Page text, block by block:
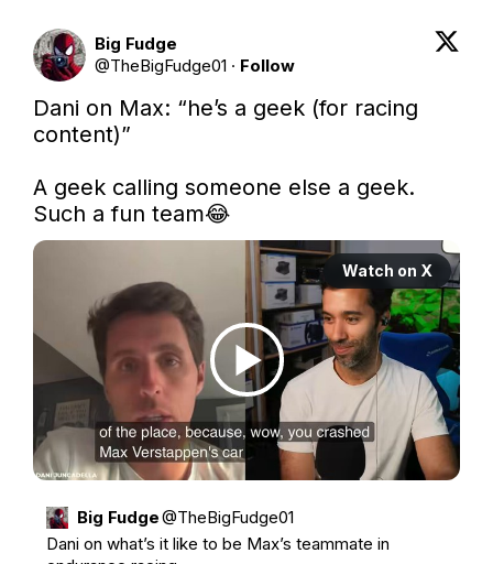
Big Fudge
@TheBigFudge01 · Follow
Dani on Max: “he’s a geek (for racing
content)”
A geek calling someone else a geek.
Such a fun team😂
Watch on X
Big Fudge@TheBigFudge01
Dani on what’s it like to be Max’s teammate in